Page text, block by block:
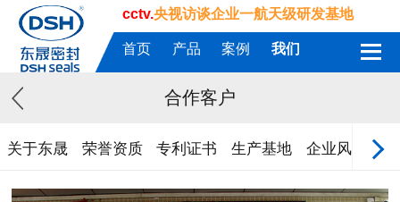
cctv.央视访谈企业一航天级研发基地
首页 产品 案例 我们
合作客户
关于东晟 荣誉资质 专利证书 生产基地 企业风采 质